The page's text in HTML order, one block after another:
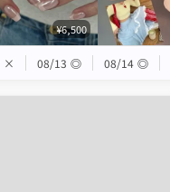
¥6,500
× 08/13 ◎ 08/14 ◎